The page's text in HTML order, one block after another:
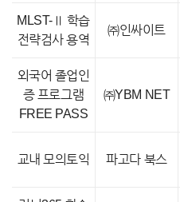
MLST-Ⅱ 학습
전략검사 용역
㈜인싸이트
외국어 졸업인
증 프로그램
FREE PASS
㈜YBM NET
교내 모의토익 파고다 북스